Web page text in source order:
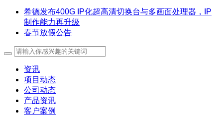
希德发布400G IP化超高清切换台与多画面处理器，IP
制作能力再升级
春节放假公告
资讯
项目动态
公司动态
产品资讯
客户案例